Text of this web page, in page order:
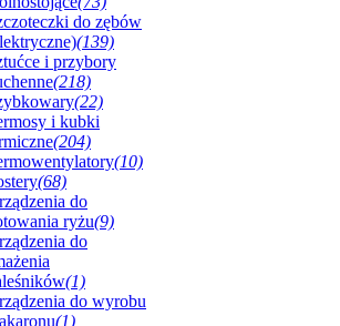
do zębów
(139)
i przybory
(218)
(22)
i kubki
(204)
(10)
(68)
do
ryżu(9)
do
(1)
do wyrobu
(1)